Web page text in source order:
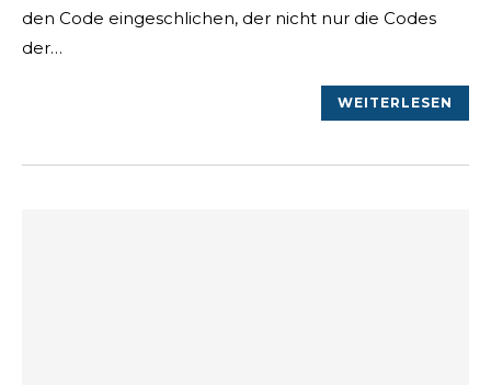
den Code eingeschlichen, der nicht nur die Codes
der…
WEITERLESEN